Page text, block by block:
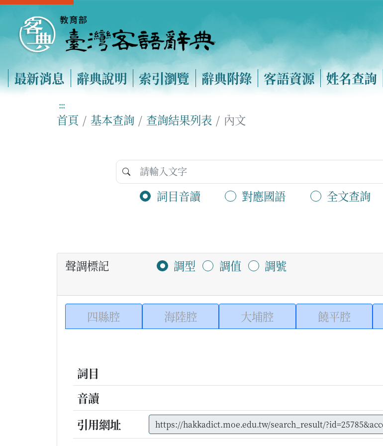
最新消息 辭典說明 索引瀏覽 辭典附錄 客語資源 姓名查詢
:::
首頁 基本查詢 查詢結果列表 內文
詞目音讀 對應國語 全文查詢
聲調標記 調型 調值 調號
四縣腔 海陸腔 大埔腔 饒平腔
詞目
音讀
引用網址